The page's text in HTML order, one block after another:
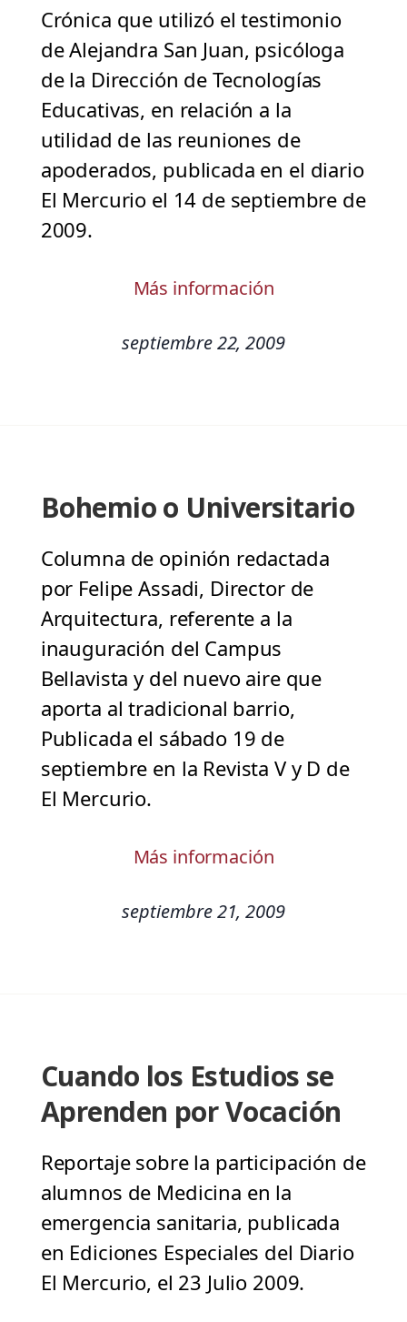
Crónica que utilizó el testimonio
de Alejandra San Juan, psicóloga
de la Dirección de Tecnologías
Educativas, en relación a la
utilidad de las reuniones de
apoderados, publicada en el diario
El Mercurio el 14 de septiembre de
2009.
Más información
septiembre 22, 2009
Bohemio o Universitario
Columna de opinión redactada
por Felipe Assadi, Director de
Arquitectura, referente a la
inauguración del Campus
Bellavista y del nuevo aire que
aporta al tradicional barrio,
Publicada el sábado 19 de
septiembre en la Revista V y D de
El Mercurio.
Más información
septiembre 21, 2009
Cuando los Estudios se
Aprenden por Vocación
Reportaje sobre la participación de
alumnos de Medicina en la
emergencia sanitaria, publicada
en Ediciones Especiales del Diario
El Mercurio, el 23 Julio 2009.